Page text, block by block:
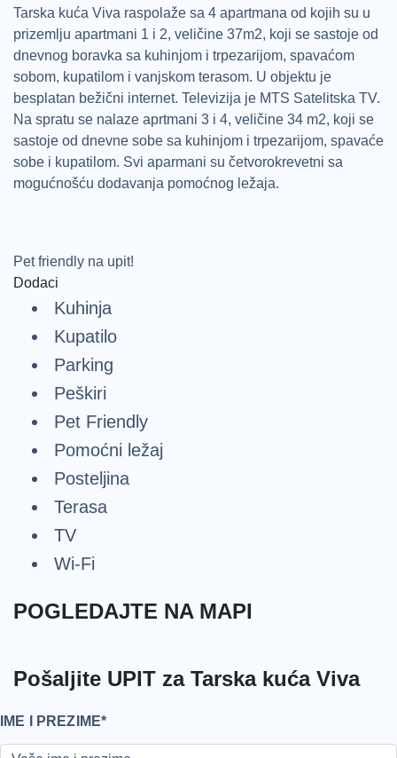
Tarska kuća Viva raspolaže sa 4 apartmana od kojih su u
prizemlju apartmani 1 i 2, veličine 37m2, koji se sastoje od
dnevnog boravka sa kuhinjom i trpezarijom, spavaćom
sobom, kupatilom i vanjskom terasom. U objektu je
besplatan bežični internet. Televizija je MTS Satelitska TV.
Na spratu se nalaze aprtmani 3 i 4, veličine 34 m2, koji se
sastoje od dnevne sobe sa kuhinjom i trpezarijom, spavaće
sobe i kupatilom. Svi aparmani su četvorokrevetni sa
mogućnošću dodavanja pomoćnog ležaja.
Pet friendly na upit!
Dodaci
Kuhinja
Kupatilo
Parking
Peškiri
Pet Friendly
Pomoćni ležaj
Posteljina
Terasa
TV
Wi-Fi
POGLEDAJTE NA MAPI
Pošaljite UPIT za Tarska kuća Viva
IME I PREZIME*